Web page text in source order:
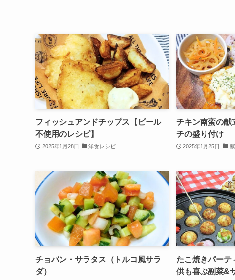
フィッシュアンドチップス【ビール
不使用のレシピ】
2025年1月28日 洋食レシピ
チキン南蛮の献
チの盛り付け
2025年1月25日
チョバン・サラタス（トルコ風サラ
ダ）
たこ焼きパーテ
供も喜ぶ副菜&